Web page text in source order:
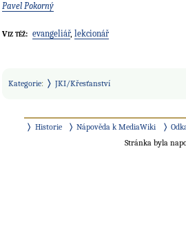
Pavel Pokorný
Viz též: evangeliář, lekcionář
Kategorie: JKI/Křesťanství
Historie Nápověda k MediaWiki
Stránka byla